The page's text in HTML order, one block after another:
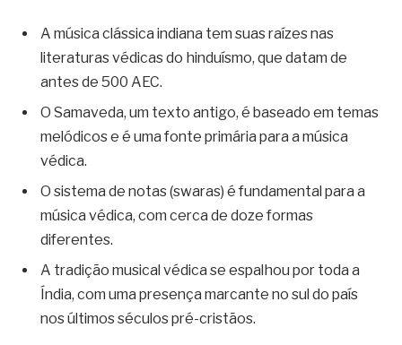
A música clássica indiana tem suas raízes nas
literaturas védicas do hinduísmo, que datam de
antes de 500 AEC.
O Samaveda, um texto antigo, é baseado em temas
melódicos e é uma fonte primária para a música
védica.
O sistema de notas (swaras) é fundamental para a
música védica, com cerca de doze formas
diferentes.
A tradição musical védica se espalhou por toda a
Índia, com uma presença marcante no sul do país
nos últimos séculos pré-cristãos.